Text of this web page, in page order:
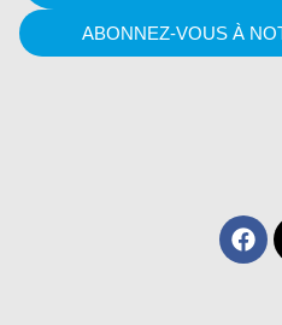
ABONNEZ-VOUS À